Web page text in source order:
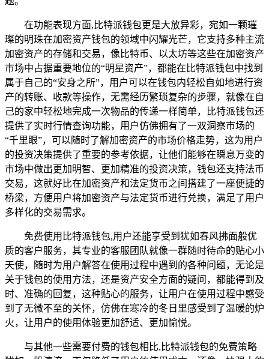
在功能表现方面,比特派钱包更是大放异彩，宛如一颗璀
璨的明珠在加密资产钱包的领域中闪耀光芒，它支持多种主流
加密资产的存储和交易，像比特币、以太坊等这些在加密资产
市场中占据重要地位的“明星资产”，都能在比特派钱包中找到
属于自己的“安身之所”，用户可以在钱包内轻松自如地进行资
产的转账、收款等操作，无需经历繁琐复杂的步骤，就像在自
己的家中轻松地完成一次物品的传递一样简单，比特派钱包还
提供了实时行情查询功能，用户仿佛拥有了一双洞察市场的
“千里眼”，可以随时了解加密资产的市场价格走势，这为用户
的投资决策提供了重要的参考依据，让他们能够在瞬息万变的
市场中做出更加明智、更加精准的投资决策，钱包还支持法币
交易，这就好比在加密资产和法定货币之间搭建了一座便捷的
桥梁，方便用户将加密资产与法定货币进行兑换，满足了用户
多样化的交易需求。
免费使用比特派钱包,用户还能享受到犹如春风拂面般优
质的客户服务，其专业的客服团队就像一群随时待命的贴心小
天使，随时为用户解答在使用过程中遇到的各种问题，无论是
关于钱包的使用方法，还是资产安全方面的疑问，都能得到及
时、准确的回复，这种贴心的服务，让用户在使用过程中感受
到了无微不至的关怀，仿佛在寒冷的冬日里感受到了温暖的炉
火，让用户的使用体验更加舒适、更加愉悦。
与其他一些需要付费的钱包相比,比特派钱包的免费策略